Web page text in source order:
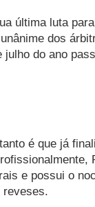
última luta
dos
do ano
é que já
e possui o
reveses.